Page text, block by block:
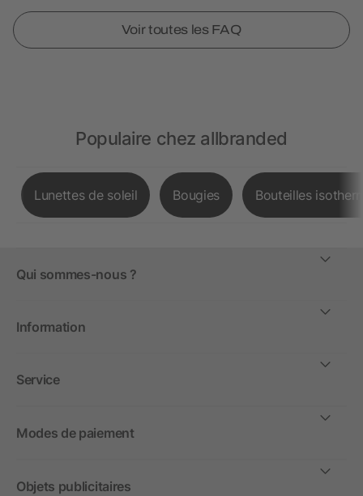
Voir toutes les FAQ
Populaire chez allbranded
Lunettes de soleil Bougies Bouteilles
Qui sommes-nous ?
Information
Service
Modes de paiement
Objets publicitaires